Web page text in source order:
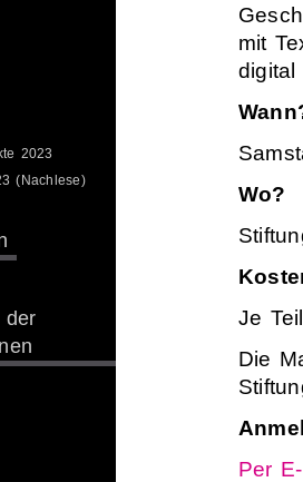
2023
(Nachlese)
der
mit
digital
Wo?
Je
Die
Per